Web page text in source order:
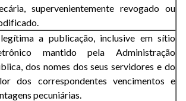
supervenientemente revogado ou
a publicação, inclusive em sítio
mantido pela Administração
dos nomes dos seus servidores e do
dos correspondentes vencimentos e
pecuniárias.